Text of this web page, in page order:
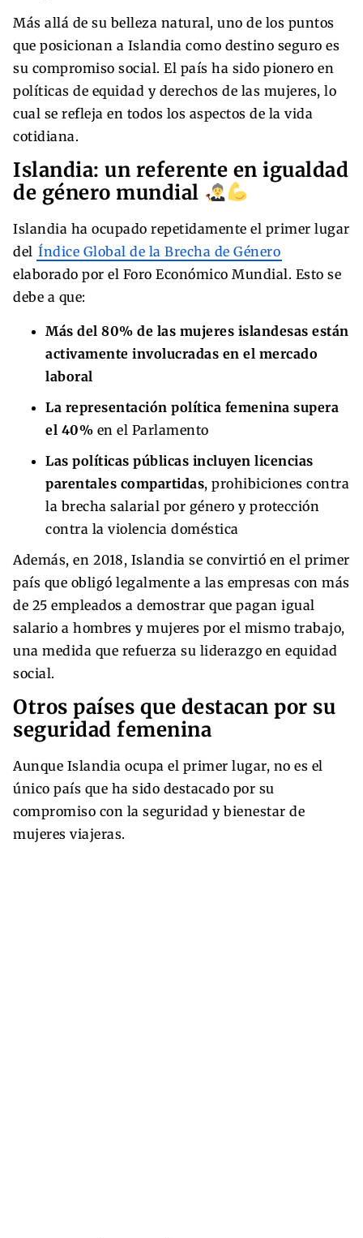
Más allá de su belleza natural, uno de los puntos
que posicionan a Islandia como destino seguro es
su compromiso social. El país ha sido pionero en
políticas de equidad y derechos de las mujeres, lo
cual se refleja en todos los aspectos de la vida
cotidiana.
Islandia: un referente en igualdad
de género mundial
Islandia ha ocupado repetidamente el primer lugar
del Índice Global de la Brecha de Género
elaborado por el Foro Económico Mundial. Esto se
debe a que:
Más del 80% de las mujeres islandesas están
activamente involucradas en el mercado
laboral
La representación política femenina supera
el 40% en el Parlamento
Las políticas públicas incluyen licencias
parentales compartidas, prohibiciones contra
la brecha salarial por género y protección
contra la violencia doméstica
Además, en 2018, Islandia se convirtió en el primer
país que obligó legalmente a las empresas con más
de 25 empleados a demostrar que pagan igual
salario a hombres y mujeres por el mismo trabajo,
una medida que refuerza su liderazgo en equidad
social.
Otros países que destacan por su
seguridad femenina
Aunque Islandia ocupa el primer lugar, no es el
único país que ha sido destacado por su
compromiso con la seguridad y bienestar de
mujeres viajeras.